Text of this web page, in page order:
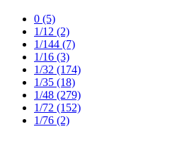
0 (5)
1/12 (2)
1/144 (7)
1/16 (3)
1/32 (174)
1/35 (18)
1/48 (279)
1/72 (152)
1/76 (2)